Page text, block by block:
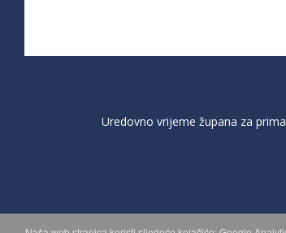
Uredovno vrijeme župana za